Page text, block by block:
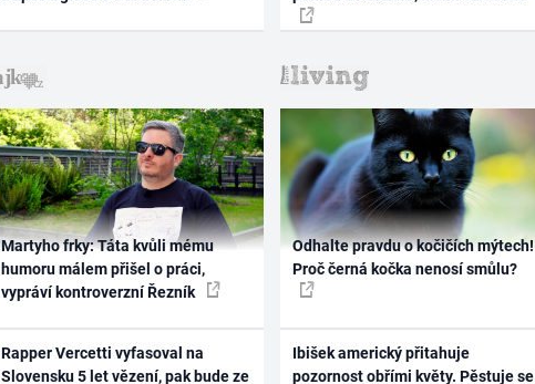
Martyho frky: Táta kvůli mému
humoru málem přišel o práci,
vypráví kontroverzní Řezník
Rapper Vercetti vyfasoval na
Slovensku 5 let vězení, pak bude ze
Odhalte pravdu o kočičích mýtech!
Proč černá kočka nenosí smůlu?
Ibišek americký přitahuje
pozornost obřími květy. Pěstuje se